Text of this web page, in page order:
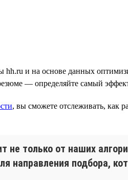
hh.ru и на основе данных
— определяйте самый
, вы сможете отслеживать, как
не только от наших
направления подбора,